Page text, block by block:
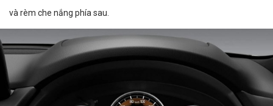
và rèm che nắng phía sau.